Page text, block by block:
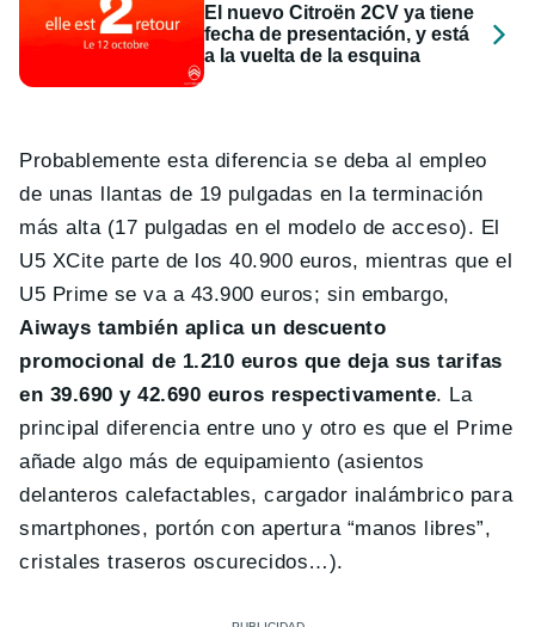
El nuevo Citroën 2CV ya tiene
fecha de presentación, y está
a la vuelta de la esquina
Probablemente esta diferencia se deba al empleo
de unas llantas de 19 pulgadas en la terminación
más alta (17 pulgadas en el modelo de acceso). El
U5 XCite parte de los 40.900 euros, mientras que el
U5 Prime se va a 43.900 euros; sin embargo,
Aiways también aplica un descuento
promocional de 1.210 euros que deja sus tarifas
en 39.690 y 42.690 euros respectivamente. La
principal diferencia entre uno y otro es que el Prime
añade algo más de equipamiento (asientos
delanteros calefactables, cargador inalámbrico para
smartphones, portón con apertura “manos libres”,
cristales traseros oscurecidos…).